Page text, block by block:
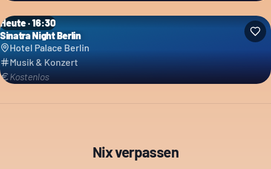
Heute · 16:30
Sinatra Night Berlin
Hotel Palace Berlin
Musik & Konzert
Kostenlos
Nix verpassen